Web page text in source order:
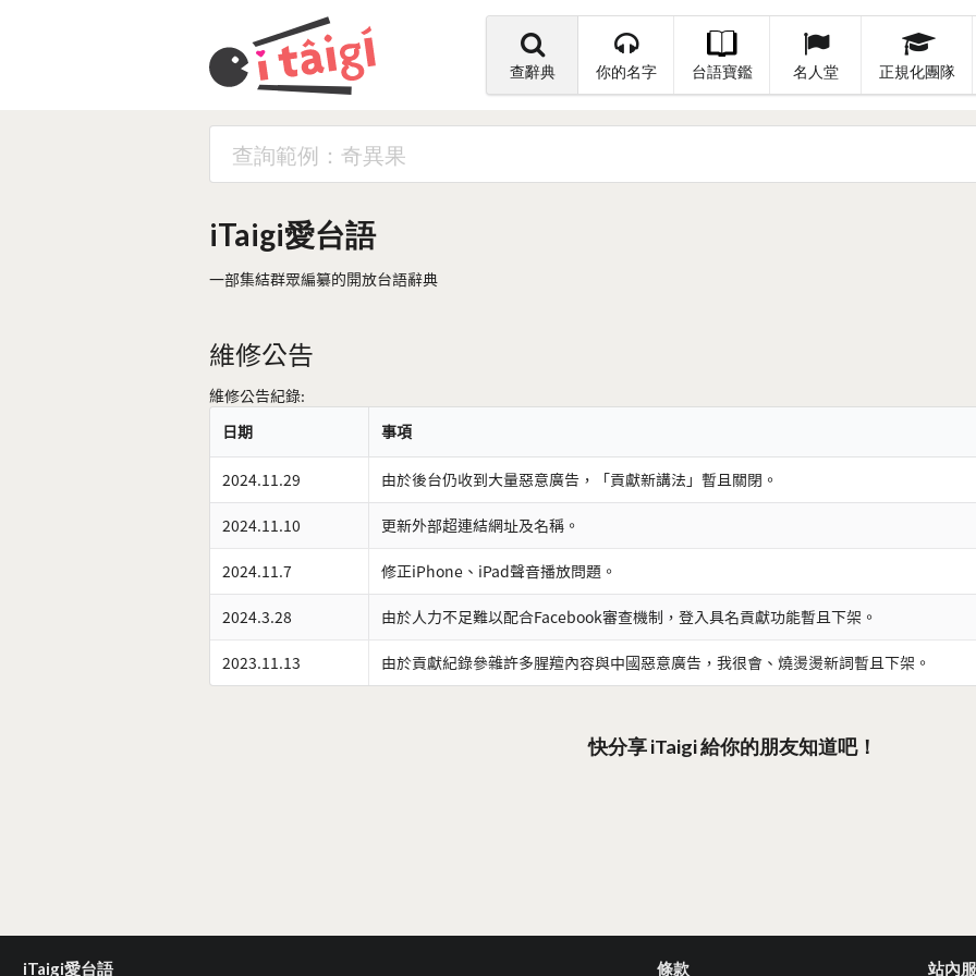
查辭典 你的名字 台語寶鑑 名人堂 正規化團隊
iTaigi愛台語
一部集結群眾編纂的開放台語辭典
維修公告
維修公告紀錄:
日期
事項
2024.11.29 由於後台仍收到大量惡意廣告，「貢獻新講法」暫且關閉。
2024.11.10 更新外部超連結網址及名稱。
2024.11.7 修正iPhone、iPad聲音播放問題。
2024.3.28 由於人力不足難以配合Facebook審查機制，登入具名貢獻功能暫且下架。
2023.11.13 由於貢獻紀錄參雜許多腥羶內容與中國惡意廣告，我很會、燒燙燙新詞暫且下架。
快分享 iTaigi 給你的朋友知道吧！
iTaigi愛台語 條款 站內